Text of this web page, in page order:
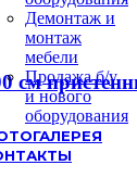
Демонтаж и
монтаж
мебели
Продажа б/у
и нового
оборудования